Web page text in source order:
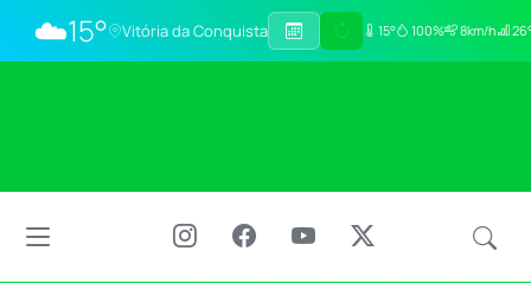
☁️15° Vitória da Conquista 15° 100% 8km/h